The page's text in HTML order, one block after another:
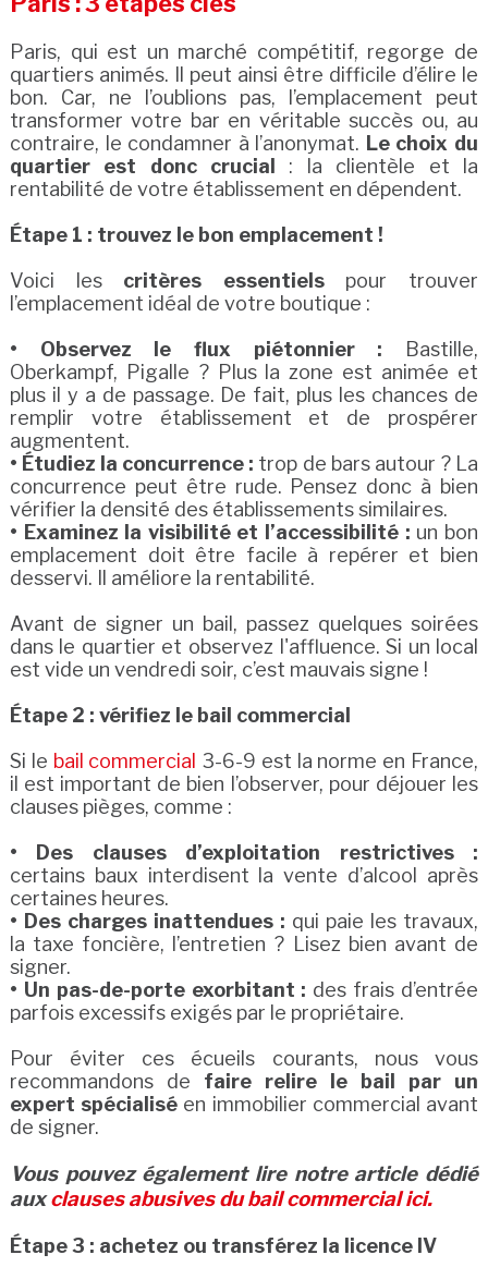
Paris, qui est un marché compétitif, regorge de
quartiers animés. Il peut ainsi être difficile d’élire le
bon. Car, ne l’oublions pas, l’emplacement peut
transformer votre bar en véritable succès ou, au
contraire, le condamner à l’anonymat. Le choix du
quartier est donc crucial
: la clientèle et la
rentabilité de votre établissement en dépendent.
Étape 1 : trouvez le bon emplacement !
Voici les critères essentielspour trouver
l’emplacement idéal de votre boutique :
• Observez le flux piétonnier : Bastille,
Oberkampf, Pigalle ? Plus la zone est animée et
plus il y a de passage. De fait, plus les chances de
remplir votre établissement et de prospérer
augmentent.
• Étudiez la concurrence : trop de bars autour ? La
concurrence peut être rude. Pensez donc à bien
vérifier la densité des établissements similaires.
• Examinez la visibilité et l’accessibilité : un bon
emplacement doit être facile à repérer et bien
desservi. Il améliore la rentabilité.
Avant de signer un bail, passez quelques soirées
dans le quartier et observez l'affluence. Si un local
est vide un vendredi soir, c’est mauvais signe !
Étape 2 : vérifiez le bail commercial
Si le bail commercial 3-6-9 est la norme en France,
il est important de bien l’observer, pour déjouer les
clauses pièges, comme :
• Des clauses d’exploitation restrictives :
certains baux interdisent la vente d’alcool après
certaines heures.
• Des charges inattendues : qui paie les travaux,
la taxe foncière, l’entretien ? Lisez bien avant de
signer.
• Un pas-de-porte exorbitant : des frais d’entrée
parfois excessifs exigés par le propriétaire.
Pour éviter ces écueils courants, nous vous
recommandons de faire relire le bail par un
expert spécialisé en immobilier commercial avant
de signer.
Vous pouvez également lire notre article dédié
auxclauses abusives du bail commercial ici.
Étape 3 : achetez ou transférez la licence IV